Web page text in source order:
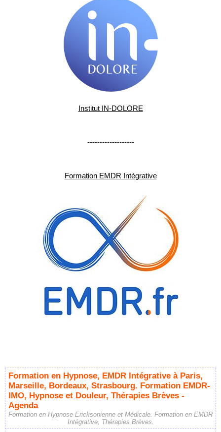
Institut IN-DOLORE
-------------------
Formation EMDR Intégrative
Formation en Hypnose, EMDR Intégrative à Paris,
Marseille, Bordeaux, Strasbourg. Formation EMDR-
IMO, Hypnose et Douleur, Thérapies Brèves -
Agenda
Formation en Hypnose Ericksonienne et Médicale. Formation en EMDR
Intégrative, Thérapies Brèves.